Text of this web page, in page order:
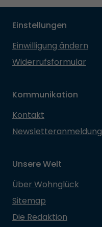
Einstellungen
Einwilligung ändern
Widerrufsformular
Kommunikation
Kontakt
Newsletteranmeldung
Unsere Welt
Über Wohnglück
Sitemap
Die Redaktion